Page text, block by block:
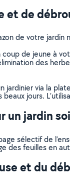
de
de votre
coup de jeune à
des
jardinier via la
jours.
un jardin
sélectif de
des feuilles en
et du